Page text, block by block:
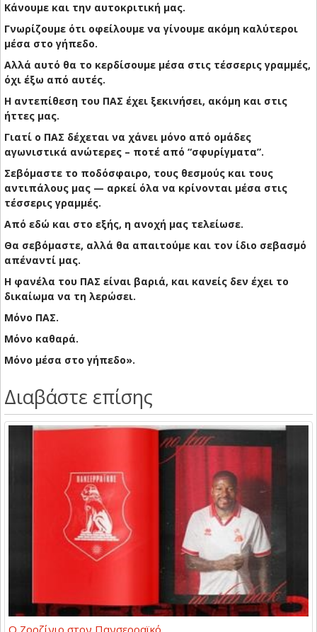
Κάνουμε και την αυτοκριτική μας.
Γνωρίζουμε ότι οφείλουμε να γίνουμε ακόμη καλύτεροι
μέσα στο γήπεδο.
Αλλά αυτό θα το κερδίσουμε μέσα στις τέσσερις γραμμές,
όχι έξω από αυτές.
Η αντεπίθεση του ΠΑΣ έχει ξεκινήσει, ακόμη και στις
ήττες μας.
Γιατί ο ΠΑΣ δέχεται να χάνει μόνο από ομάδες
αγωνιστικά ανώτερες – ποτέ από “σφυρίγματα”.
Σεβόμαστε το ποδόσφαιρο, τους θεσμούς και τους
αντιπάλους μας — αρκεί όλα να κρίνονται μέσα στις
τέσσερις γραμμές.
Από εδώ και στο εξής, η ανοχή μας τελείωσε.
Θα σεβόμαστε, αλλά θα απαιτούμε και τον ίδιο σεβασμό
απέναντί μας.
Η φανέλα του ΠΑΣ είναι βαριά, και κανείς δεν έχει το
δικαίωμα να τη λερώσει.
Μόνο ΠΑΣ.
Μόνο καθαρά.
Μόνο μέσα στο γήπεδο».
Διαβάστε επίσης